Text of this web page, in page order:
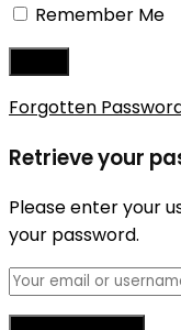
Remember Me
Forgotten
Retrieve your
Please enter your
your password.